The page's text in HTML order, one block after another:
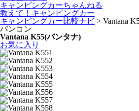
キャンピングカーちゃんねる
教えて！キャンピングカー
キャンピングカー比較ナビ > Vantana
バンコン
Vantana K55(バンタナ)
お気に入り